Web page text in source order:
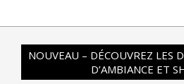
NOUVEAU – DÉCOUVREZ LES
D’AMBIANCE ET